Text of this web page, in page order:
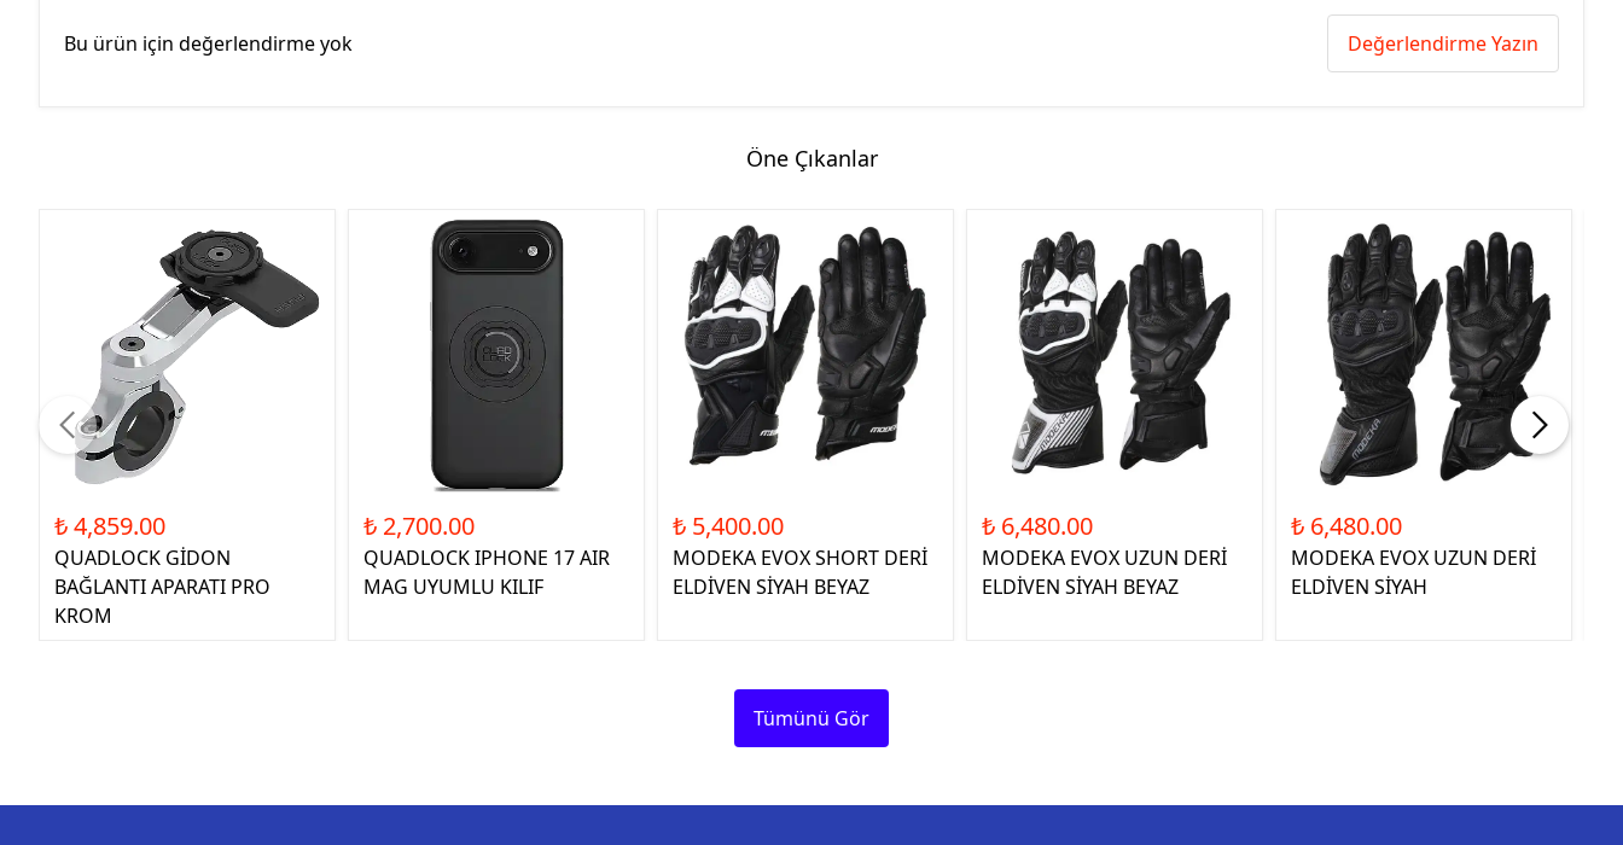
Bu ürün için değerlendirme yok Değerlendirme Yazın
Öne Çıkanlar
₺ 4,859.00
QUADLOCK GİDON
BAĞLANTI APARATI PRO
KROM
₺ 2,700.00
QUADLOCK IPHONE 17 AIR
MAG UYUMLU KILIF
₺ 5,400.00
MODEKA EVOX SHORT DERİ
ELDİVEN SİYAH BEYAZ
₺ 6,480.00
MODEKA EVOX UZUN DERİ
ELDİVEN SİYAH BEYAZ
₺ 6,480.00
MODEKA EVOX UZUN DERİ
ELDİVEN SİYAH
Tümünü Gör